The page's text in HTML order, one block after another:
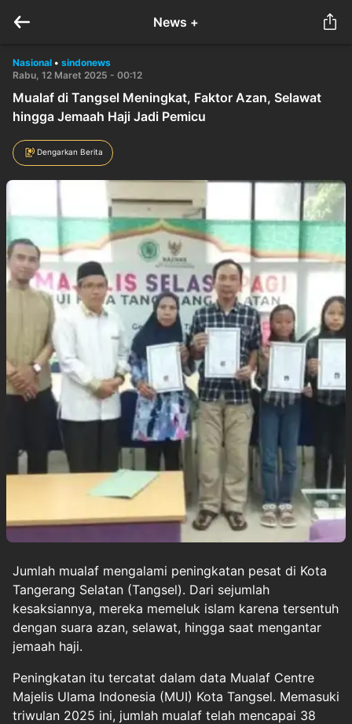
News +
Nasional • sindonews
Rabu, 12 Maret 2025 - 00:12
Mualaf di Tangsel Meningkat, Faktor Azan, Selawat
hingga Jemaah Haji Jadi Pemicu
Dengarkan Berita
Jumlah mualaf mengalami peningkatan pesat di Kota
Tangerang Selatan (Tangsel). Dari sejumlah
kesaksiannya, mereka memeluk islam karena tersentuh
dengan suara azan, selawat, hingga saat mengantar
jemaah haji.
Peningkatan itu tercatat dalam data Mualaf Centre
Majelis Ulama Indonesia (MUI) Kota Tangsel. Memasuki
triwulan 2025 ini, jumlah mualaf telah mencapai 38